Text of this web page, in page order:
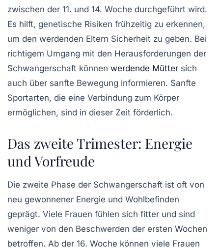
zwischen der 11. und 14. Woche durchgeführt wird.
Es hilft, genetische Risiken frühzeitig zu erkennen,
um den werdenden Eltern Sicherheit zu geben. Bei
richtigem Umgang mit den Herausforderungen der
Schwangerschaft können werdende Mütter sich
auch über sanfte Bewegung informieren. Sanfte
Sportarten, die eine Verbindung zum Körper
ermöglichen, sind in dieser Zeit förderlich.
Das zweite Trimester: Energie
und Vorfreude
Die zweite Phase der Schwangerschaft ist oft von
neu gewonnener Energie und Wohlbefinden
geprägt. Viele Frauen fühlen sich fitter und sind
weniger von den Beschwerden der ersten Wochen
betroffen. Ab der 16. Woche können viele Frauen